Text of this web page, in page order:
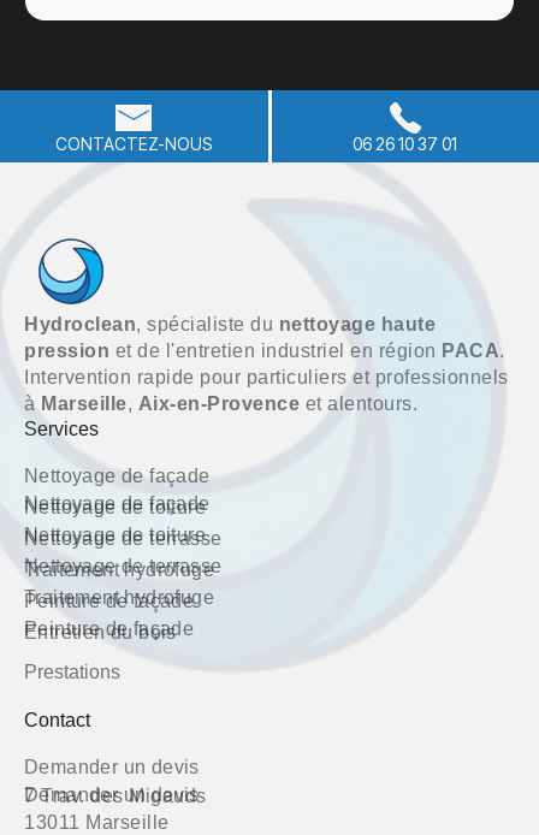
CONTACTEZ-NOUS 06 26 10 37 01
Hydroclean, spécialiste du nettoyage haute
pression et de l'entretien industriel en région PACA.
Intervention rapide pour particuliers et professionnels
à Marseille, Aix-en-Provence et alentours.
Services
Nettoyage de façade
Nettoyage de façade
Nettoyage de toiture
Nettoyage de toiture
Nettoyage de terrasse
Nettoyage de terrasse
Traitement hydrofuge
Traitement hydrofuge
Peinture de façade
Peinture de façade
Entretien du bois
Prestations
Contact
Demander un devis
Demander un devis
7 Trav. des Migauds
13011 Marseille